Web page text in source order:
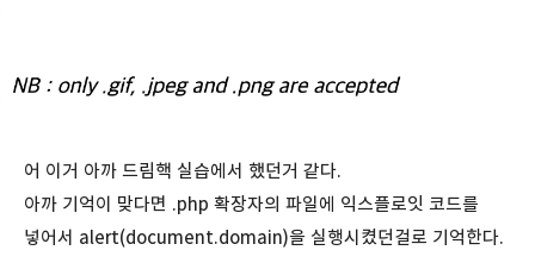
어 이거 아까 드림핵 실습에서 했던거 같다.
아까 기억이 맞다면 .php 확장자의 파일에 익스플로잇 코드를
넣어서 alert(document.domain)을 실행시켰던걸로 기억한다.